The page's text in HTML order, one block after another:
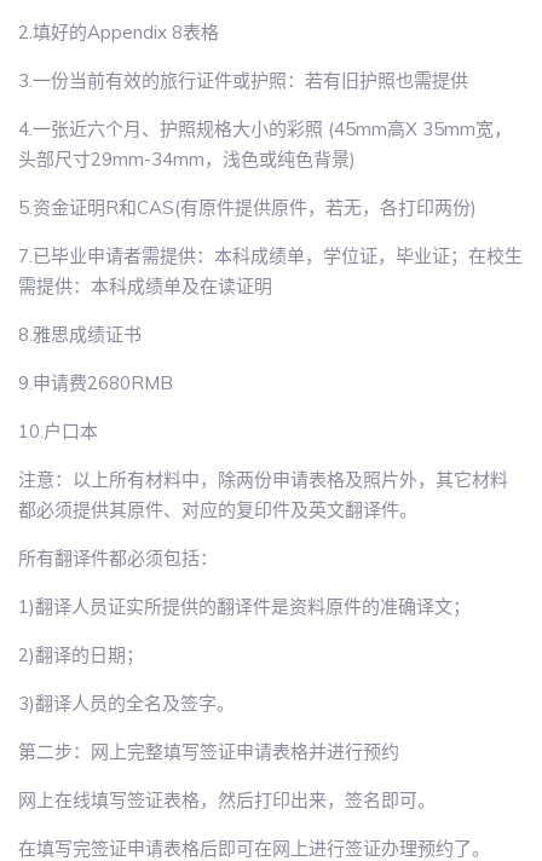
2.填好的Appendix 8表格
3.一份当前有效的旅行证件或护照：若有旧护照也需提供
4.一张近六个月、护照规格大小的彩照 (45mm高X 35mm宽，
头部尺寸29mm-34mm，浅色或纯色背景)
5.资金证明R和CAS(有原件提供原件，若无，各打印两份)
7.已毕业申请者需提供：本科成绩单，学位证，毕业证；在校生
需提供：本科成绩单及在读证明
8.雅思成绩证书
9.申请费2680RMB
10.户口本
注意：以上所有材料中，除两份申请表格及照片外，其它材料
都必须提供其原件、对应的复印件及英文翻译件。
所有翻译件都必须包括：
1)翻译人员证实所提供的翻译件是资料原件的准确译文；
2)翻译的日期；
3)翻译人员的全名及签字。
第二步：网上完整填写签证申请表格并进行预约
网上在线填写签证表格，然后打印出来，签名即可。
在填写完签证申请表格后即可在网上进行签证办理预约了。